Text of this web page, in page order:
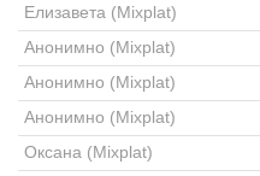
Елизавета (Mixplat)
Анонимно (Mixplat)
Анонимно (Mixplat)
Анонимно (Mixplat)
Оксана (Mixplat)